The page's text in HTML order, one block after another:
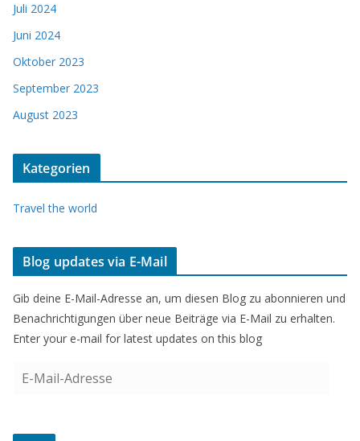
Juli 2024
Juni 2024
Oktober 2023
September 2023
August 2023
Kategorien
Travel the world
Blog updates via E-Mail
Gib deine E-Mail-Adresse an, um diesen Blog zu abonnieren und
Benachrichtigungen über neue Beiträge via E-Mail zu erhalten.
Enter your e-mail for latest updates on this blog
a